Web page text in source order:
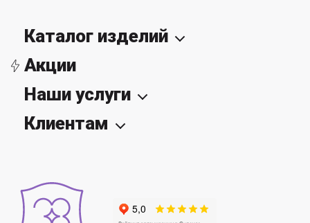
Каталог изделий
Акции
Наши услуги
Клиентам